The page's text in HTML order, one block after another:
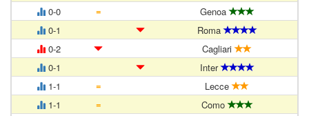
0-0 =
Genoa
0-1
Roma
0-2
Cagliari
0-1
Inter
1-1
=
Lecce
1-1
=
Como